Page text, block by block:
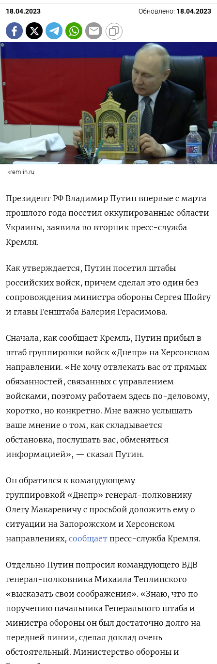
18.04.2023 Обновлено: 18.04.2023
kremlin.ru
Президент РФ Владимир Путин впервые с марта
прошлого года посетил оккупированные области
Украины, заявила во вторник пресс-служба
Кремля.
Как утверждается, Путин посетил штабы
российских войск, причем сделал это один без
сопровождения министра обороны Сергея Шойгу
и главы Генштаба Валерия Герасимова.
Сначала, как сообщает Кремль, Путин прибыл в
штаб группировки войск «Днепр» на Херсонском
направлении. «Не хочу отвлекать вас от прямых
обязанностей, связанных с управлением
войсками, поэтому работаем здесь по-деловому,
коротко, но конкретно. Мне важно услышать
ваше мнение о том, как складывается
обстановка, послушать вас, обменяться
информацией», — сказал Путин.
Он обратился к командующему
группировкой «Днепр» генерал-полковнику
Олегу Макаревичу с просьбой доложить ему о
ситуации на Запорожском и Херсонском
направлениях, сообщает пресс-служба Кремля.
Отдельно Путин попросил командующего ВДВ
генерал-полковника Михаила Теплинского
«высказать свои соображения». «Знаю, что по
поручению начальника Генерального штаба и
министра обороны он был достаточно долго на
передней линии, сделал доклад очень
обстоятельный. Министерство обороны и